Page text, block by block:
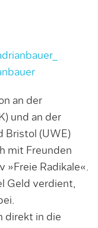
an der
und an der
Bristol (UWE)
mit Freunden
Radikale«.
Geld verdient,
direkt in die